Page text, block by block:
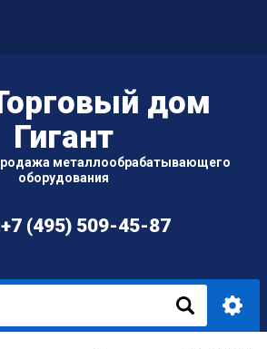
дом
Гигант
металлообрабатывающего
оборудования
+7 (495) 509-45-87